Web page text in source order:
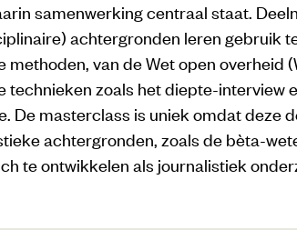
samenwerking centraal staat.
achtergronden leren gebruik
methoden, van de Wet open overheid
technieken zoals het diepte-interview
De masterclass is uniek omdat deze
achtergronden, zoals de bèta-
te ontwikkelen als journalistiek